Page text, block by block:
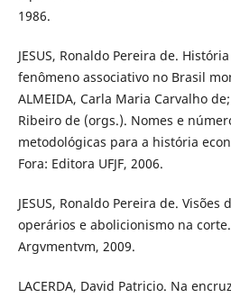
1986.
JESUS, Ronaldo Pereira de.
fenômeno associativo no Brasil
ALMEIDA, Carla Maria Carvalho
Ribeiro de (orgs.). Nomes e
metodológicas para a história
Fora: Editora UFJF, 2006.
JESUS, Ronaldo Pereira de.
operários e abolicionismo na
Argvmentvm, 2009.
LACERDA, David Patricio. Na